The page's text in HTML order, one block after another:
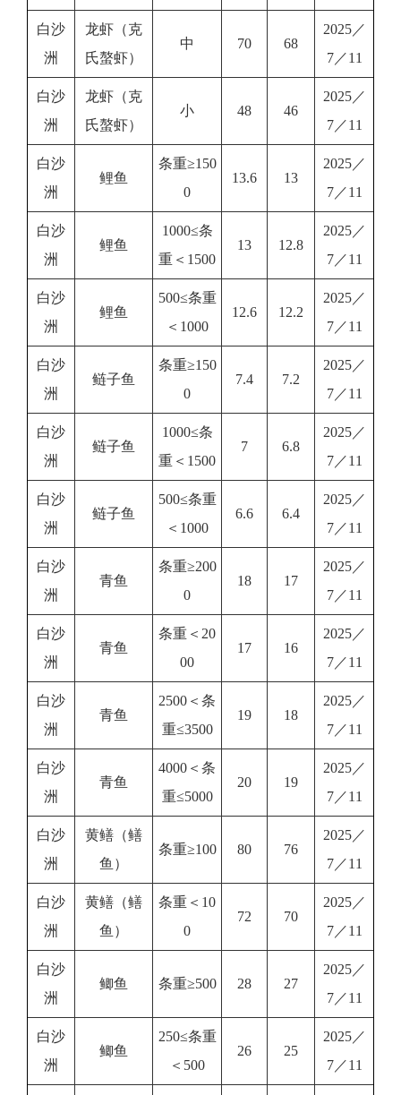
白沙
洲
龙虾（克
氏螯虾）
中 70 68
2025／
7／11
白沙
洲
龙虾（克
氏螯虾）
小 48 46
2025／
7／11
白沙
洲
鲤鱼
条重≥150
0
13.6 13
2025／
7／11
白沙
洲
鲤鱼
1000≤条
重＜1500
13 12.8
2025／
7／11
白沙
洲
鲤鱼
500≤条重
＜1000
12.6 12.2
2025／
7／11
白沙
洲
鲢子鱼
条重≥150
0
7.4 7.2
2025／
7／11
白沙
洲
鲢子鱼
1000≤条
重＜1500
7 6.8
2025／
7／11
白沙
洲
鲢子鱼
500≤条重
＜1000
6.6 6.4
2025／
7／11
白沙
洲
青鱼
条重≥200
0
18 17
2025／
7／11
白沙
洲
青鱼
条重＜20
00
17 16
2025／
7／11
白沙
洲
青鱼
2500＜条
重≤3500
19 18
2025／
7／11
白沙
洲
青鱼
4000＜条
重≤5000
20 19
2025／
7／11
白沙
洲
黄鳝（鳝
鱼）
条重≥100 80 76
2025／
7／11
白沙
洲
黄鳝（鳝
鱼）
条重＜10
0
72 70
2025／
7／11
白沙
洲
鲫鱼 条重≥500 28 27
2025／
7／11
白沙
洲
鲫鱼
250≤条重
＜500
26 25
2025／
7／11